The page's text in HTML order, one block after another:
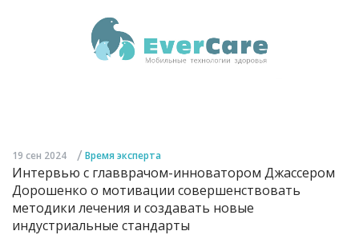
19 сен 2024 / Время эксперта
Интервью с главврачом-инноватором Джассером
Дорошенко о мотивации совершенствовать
методики лечения и создавать новые
индустриальные стандарты